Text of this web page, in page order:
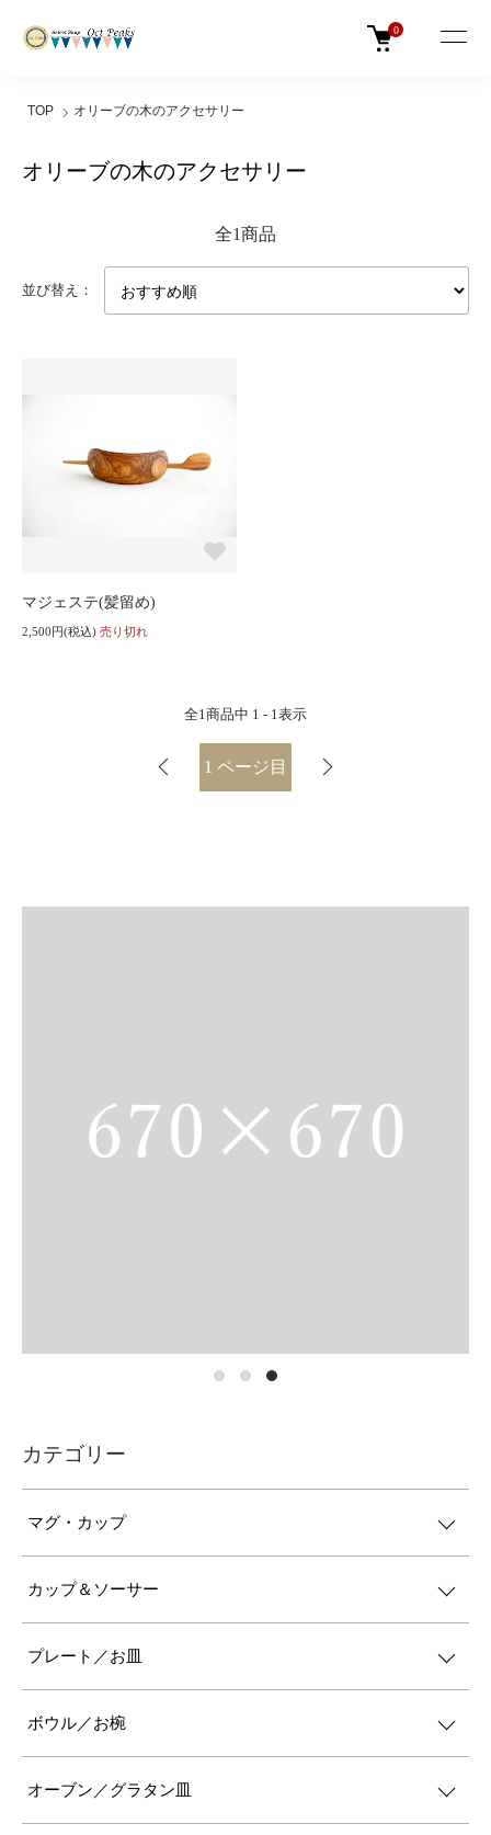
0
TOP オリーブの木のアクセサリー
オリーブの木のアクセサリー
全1商品
並び替え：
マジェステ(髪留め)
2,500円(税込) 売り切れ
全1商品中 1 - 1表示
1 ページ目
カテゴリー
マグ・カップ
カップ＆ソーサー
プレート／お皿
ボウル／お椀
オーブン／グラタン皿